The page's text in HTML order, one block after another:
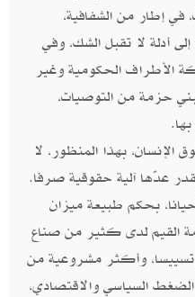
في إطار من الشفافية،
إلى أدلة لا تقبل الشك، وفي
الأطراف الحكومية وغير
حزمة من التوصيات،
الإنسان، بهذا المنظور، لا
عدّها آلية حقوقية صرفا.
بحكم طبيعة ميزان
القيم لدى كثير من صناع
تسييسا، وأكثر مشروعية من
السياسي والاقتصادي،